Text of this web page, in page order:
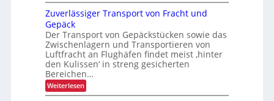
c
e
n
L
a
s
t
e
D
I
x
e
t
e
n
m
a
n
a
g
e
S
A
r
ä
s
e
n
z
I
-
u
t
z
u
n
g
i
n
Zuverlässiger Transport von Fracht und
Gepäck
Der Transport von Gepäckstücken sowie das
Zwischenlagern und Transportieren von
Luftfracht an Flughäfen findet meist ‚hinter
den Kulissen‘ in streng gesicherten
Bereichen…
Weiterlesen:
Z